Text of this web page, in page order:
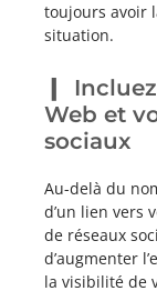
toujours avoir
situation.
Web et
sociaux
Au-delà du
d’un lien vers
de réseaux
d’augmenter
la visibilité de